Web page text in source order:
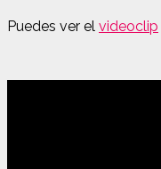
Puedes ver el videoclip